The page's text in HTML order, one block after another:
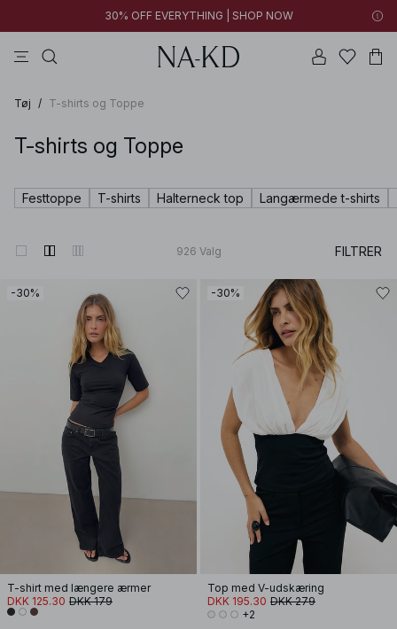
30% OFF EVERYTHING | SHOP NOW
Tøj / T-shirts og Toppe
T-shirts og Toppe
Festtoppe T-shirts Halterneck top Langærmede t-shirts
926 Valg FILTRER
-30%
T-shirt med længere ærmer
DKK 125.30 DKK 179
-30%
Top med V-udskæring
DKK 195.30 DKK 279
+2